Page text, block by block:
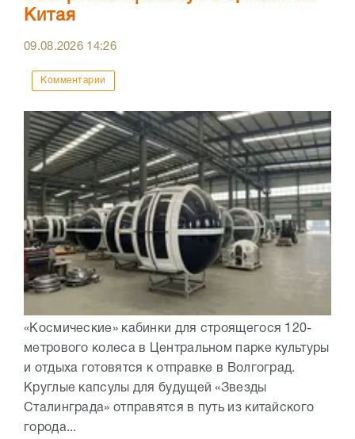
Китая
09.08.2026 14:26
Комментарии
«Космические» кабинки для строящегося 120-
метрового колеса в Центральном парке культуры
и отдыха готовятся к отправке в Волгоград.
Круглые капсулы для будущей «Звезды
Сталинграда» отправятся в путь из китайского
города...